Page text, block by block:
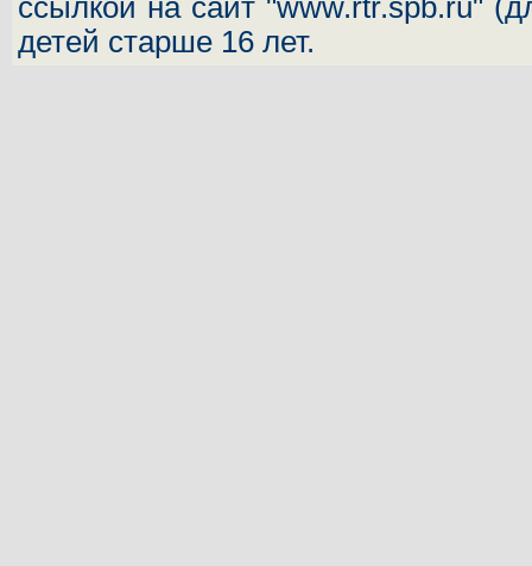
ссылкой на сайт "www.rtr.spb.ru"
детей старше 16 лет.